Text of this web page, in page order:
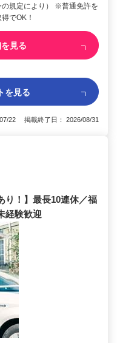
規定により） ※普通免許を
でOK！
見る
を見る
22 掲載終了日： 2026/08/31
り！】最長10連休／福
経験歓迎